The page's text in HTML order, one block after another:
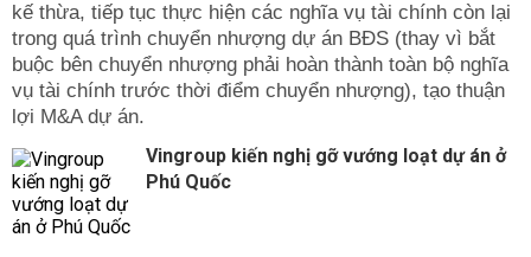
kế thừa, tiếp tục thực hiện các nghĩa vụ tài chính còn lại
trong quá trình chuyển nhượng dự án BĐS (thay vì bắt
buộc bên chuyển nhượng phải hoàn thành toàn bộ nghĩa
vụ tài chính trước thời điểm chuyển nhượng), tạo thuận
lợi M&A dự án.
Vingroup kiến nghị gỡ vướng loạt dự án ở
Phú Quốc